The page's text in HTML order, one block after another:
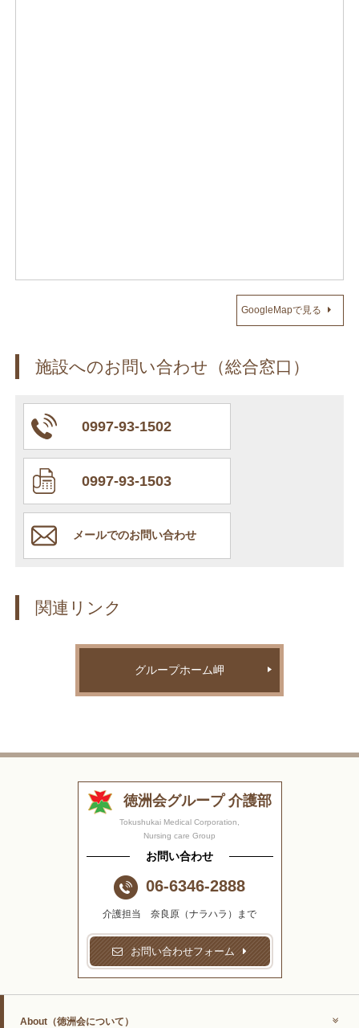
GoogleMapで見る
施設へのお問い合わせ（総合窓口）
0997-93-1502
0997-93-1503
メールでのお問い合わせ
関連リンク
グループホーム岬
徳洲会グループ 介護部
Tokushukai Medical Corporation,
Nursing care Group
お問い合わせ
06-6346-2888
介護担当 奈良原（ナラハラ）まで
お問い合わせフォーム
About （徳洲会について）